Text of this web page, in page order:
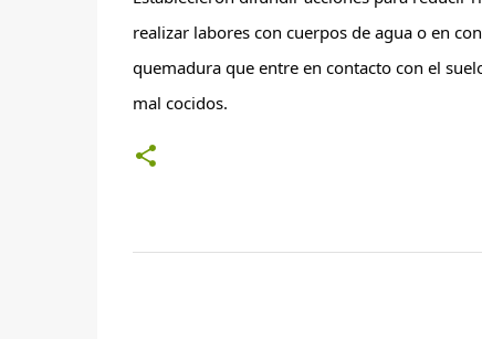
realizar labores con cuerpos de agua o en
quemadura que entre en contacto con el
mal cocidos.